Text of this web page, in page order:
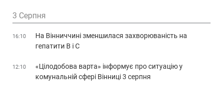
3 Серпня
16:10
На Вінниччині зменшилася захворюваність на
гепатити В і С
12:10
«Цілодобова варта» інформує про ситуацію у
комунальній сфері Вінниці 3 серпня